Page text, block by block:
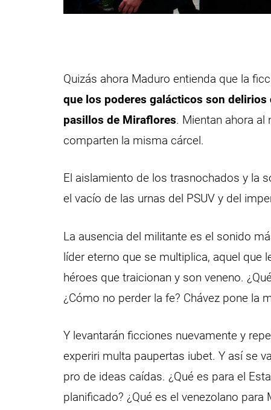
Quizás ahora Maduro entienda que la
que los poderes galácticos son
pasillos de Miraflores. Mientan ahora al
comparten la misma cárcel.
El aislamiento de los trasnochados y la
el vacío de las urnas del PSUV y del
La ausencia del militante es el sonido
líder eterno que se multiplica, aquel que
héroes que traicionan y son veneno.
¿Cómo no perder la fe? Chávez pone la
Y levantarán ficciones nuevamente y
experiri multa paupertas iubet. Y así se
pro de ideas caídas. ¿Qué es para el
planificado? ¿Qué es el venezolano